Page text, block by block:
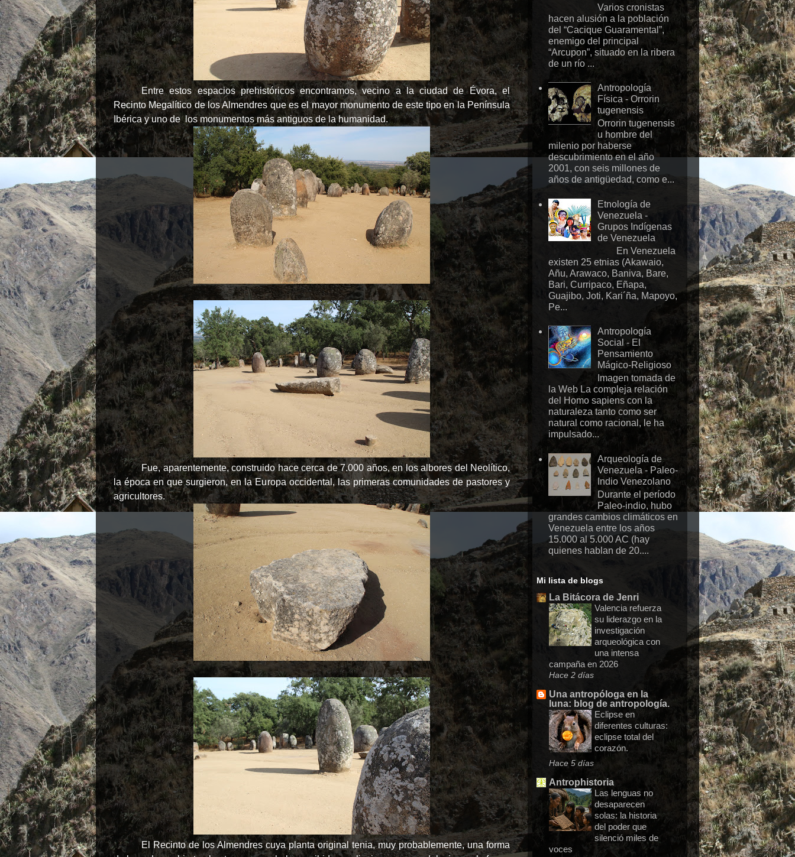
Entre estos espacios prehistóricos encontramos, vecino a la ciudad de Évora, el
Recinto Megalítico de los Almendres que es el mayor monumento de este tipo en la Península
Ibérica y uno de los monumentos más antiguos de la humanidad.
Fue, aparentemente, construido hace cerca de 7.000 años, en los albores del Neolítico,
la época en que surgieron, en la Europa occidental, las primeras comunidades de pastores y
agricultores.
El Recinto de los Almendres cuya planta original tenia, muy probablemente, una forma
Varios cronistas
hacen alusión a la población
del “Cacique Guaramental”,
enemigo del principal
“Arcupon”, situado en la ribera
de un río ...
Antropología
Física - Orrorin
tugenensis
Orrorin tugenensis
u hombre del
milenio por haberse
descubrimiento en el año
2001, con seis millones de
años de antigüedad, como e...
Etnología de
Venezuela -
Grupos Indígenas
de Venezuela
En Venezuela
existen 25 etnias (Akawaio,
Añu, Arawaco, Baniva, Bare,
Bari, Curripaco, Eñapa,
Guajibo, Joti, Kari´ña, Mapoyo,
Pe...
Antropología
Social - El
Pensamiento
Mágico-Religioso
Imagen tomada de
la Web La compleja relación
del Homo sapiens con la
naturaleza tanto como ser
natural como racional, le ha
impulsado...
Arqueología de
Venezuela - Paleo-
Indio Venezolano
Durante el período
Paleo-indio, hubo
grandes cambios climáticos en
Venezuela entre los años
15.000 al 5.000 AC (hay
quienes hablan de 20....
Mi lista de blogs
La Bitácora de Jenri
Valencia refuerza
su liderazgo en la
investigación
arqueológica con
una intensa
campaña en 2026
Hace 2 días
Una antropóloga en la
luna: blog de antropología.
Eclipse en
diferentes culturas:
eclipse total del
corazón.
Hace 5 días
Antrophistoria
Las lenguas no
desaparecen
solas: la historia
del poder que
silenció miles de
voces